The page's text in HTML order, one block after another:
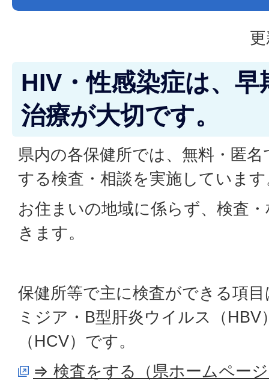
HIV・性感染症は、早
治療が大切です。
県内の各保健所では、無料・匿
する検査・相談を実施していま
お住まいの地域に係らず、検査
きます。
保健所等で主に検査ができる項
ミジア・B型肝炎ウイルス（
（HCV）です。
⇒ 検査をする（県ホームペー